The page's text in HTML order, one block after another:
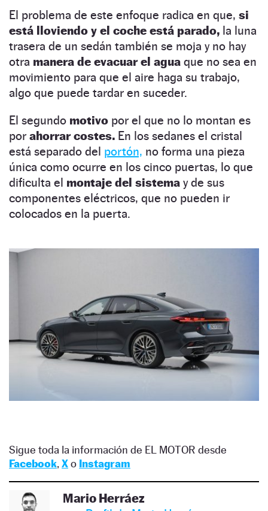
El problema de este enfoque radica en que, si
está lloviendo y el coche está parado, la luna
trasera de un sedán también se moja y no hay
otra manera de evacuar el agua que no sea en
movimiento para que el aire haga su trabajo,
algo que puede tardar en suceder.
El segundo motivo por el que no lo montan es
por ahorrar costes. En los sedanes el cristal
está separado del portón, no forma una pieza
única como ocurre en los cinco puertas, lo que
dificulta el montaje del sistema y de sus
componentes eléctricos, que no pueden ir
colocados en la puerta.
Sigue toda la información de EL MOTOR desde
Facebook, Xo Instagram
Mario Herráez